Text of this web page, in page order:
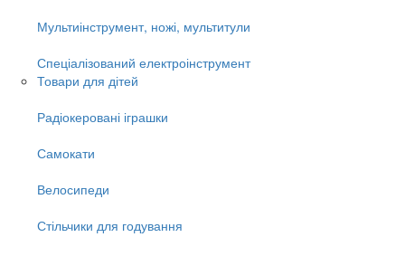
Мультиінструмент, ножі, мультитули
Спеціалізований електроінструмент
Товари для дітей
Радіокеровані іграшки
Самокати
Велосипеди
Стільчики для годування